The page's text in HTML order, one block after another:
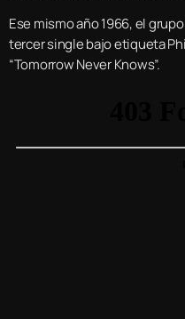
Ese mismo año 1966, el
tercer single bajo etiqueta
“Tomorrow Never Knows”.